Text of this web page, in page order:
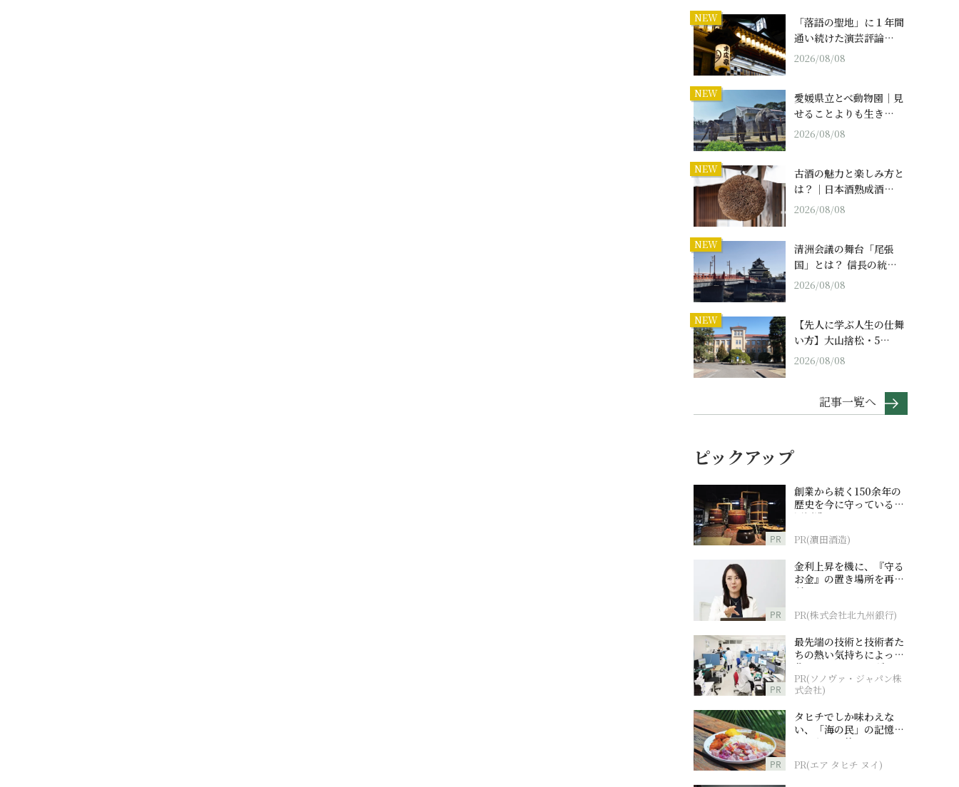
NEW
「落語の聖地」に１年間
通い続けた演芸評論…
2026/08/08
NEW
愛媛県立とべ動物園｜見
せることよりも生き…
2026/08/08
NEW
古酒の魅力と楽しみ方と
は？｜日本酒熟成酒…
2026/08/08
NEW
清洲会議の舞台「尾張
国」とは？ 信長の統…
2026/08/08
NEW
【先人に学ぶ人生の仕舞
い方】大山捨松・5…
2026/08/08
記事一覧へ
ピックアップ
PR
創業から続く150余年の
歴史を今に守っている濵
田酒造
PR(濵田酒造)
PR
金利上昇を機に、『守る
お金』の置き場所を再検
討
PR(株式会社北九州銀行)
PR
最先端の技術と技術者た
ちの熱い気持ちによって
作られているオーダーメ
イド補聴器
PR(ソノヴァ・ジャパン株
式会社)
PR
タヒチでしか味わえな
い、「海の民」の記憶へ
とつながる旅
PR(エア タヒチ ヌイ)